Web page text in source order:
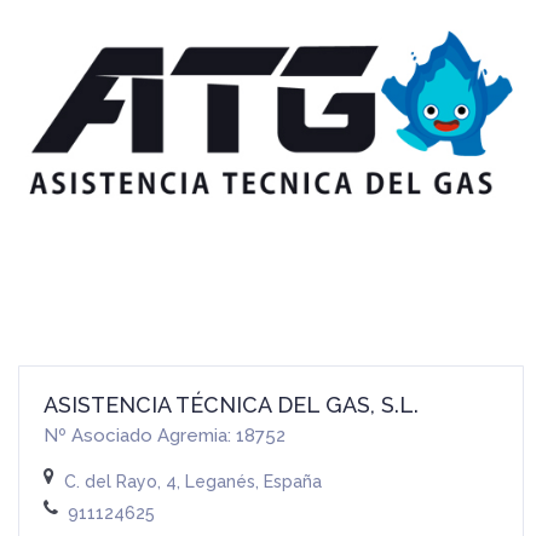
ASISTENCIA TÉCNICA DEL GAS, S.L.
Nº Asociado Agremia: 18752
C. del Rayo, 4, Leganés, España
911124625